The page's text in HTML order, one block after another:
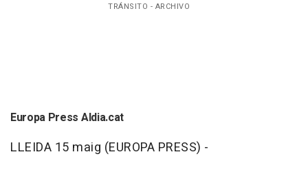
TRÁNSITO - ARCHIVO
Europa Press Aldia.cat
LLEIDA 15 maig (EUROPA PRESS) -